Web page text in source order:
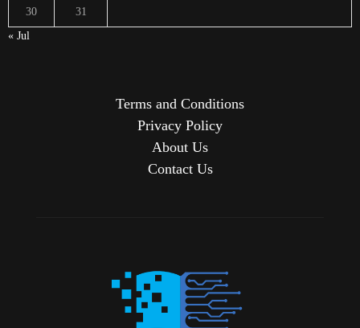
30
31
« Jul
Terms and Conditions
Privacy Policy
About Us
Contact Us